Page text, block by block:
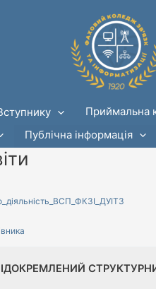
Приймальна
Публічна інформація